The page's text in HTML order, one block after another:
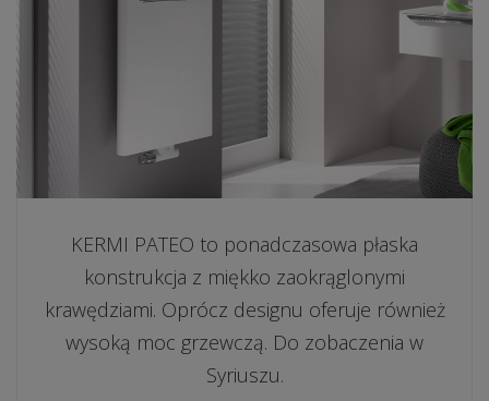
KERMI PATEO to ponadczasowa płaska
konstrukcja z miękko zaokrąglonymi
krawędziami. Oprócz designu oferuje również
wysoką moc grzewczą. Do zobaczenia w
Syriuszu.